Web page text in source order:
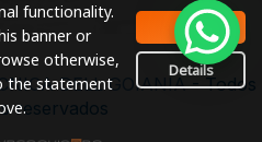
functionality.
banner or
otherwise,
the statement
OK
Details
DELL GOIANIA- Todos
reservados